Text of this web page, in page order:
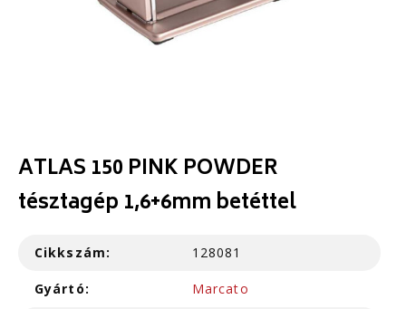
ATLAS 150 PINK POWDER
tésztagép 1,6+6mm betéttel
Cikkszám: 128081
Gyártó: Marcato